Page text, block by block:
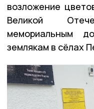
возложение
Великой
мемориальным
землякам в сёлах